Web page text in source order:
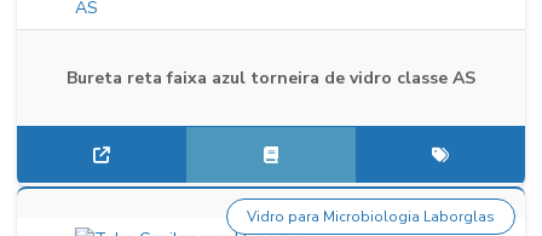
Bureta reta faixa azul torneira de vidro classe AS
Vidro para Microbiologia Laborglas